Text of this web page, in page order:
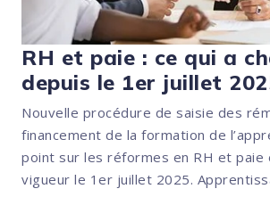
RH et paie : ce qui a
depuis le 1er juillet
Nouvelle procédure de saisie des
financement de la formation de
point sur les réformes en RH et paie
vigueur le 1er juillet 2025.